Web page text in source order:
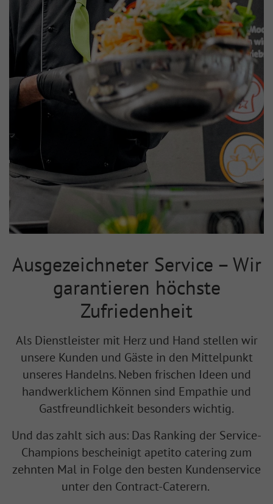
Ausgezeichneter Service – Wir
garantieren höchste
Zufriedenheit
Als Dienstleister mit Herz und Hand stellen wir
unsere Kunden und Gäste in den Mittelpunkt
unseres Handelns. Neben frischen Ideen und
handwerklichem Können sind Empathie und
Gastfreundlichkeit besonders wichtig.
Und das zahlt sich aus: Das Ranking der Service-
Champions bescheinigt apetito catering zum
zehnten Mal in Folge den besten Kundenservice
unter den Contract-Caterern.